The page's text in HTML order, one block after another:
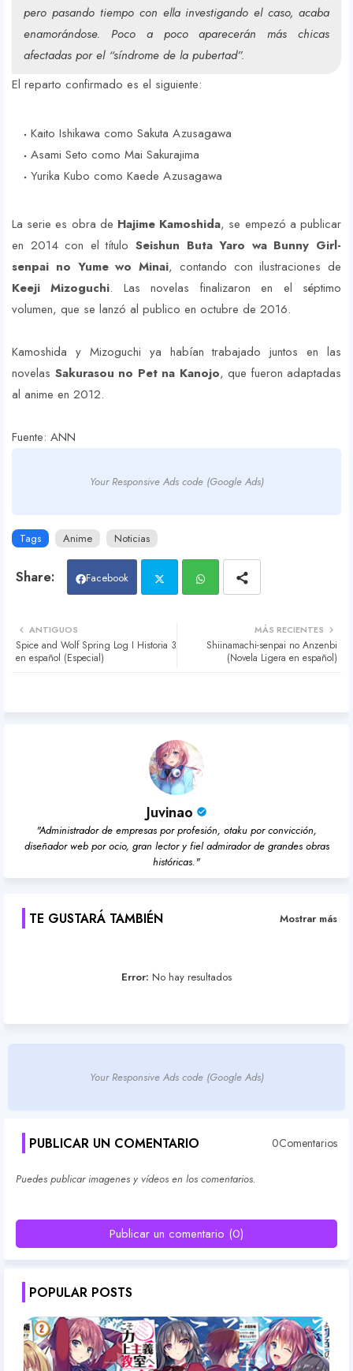
pero pasando tiempo con ella investigando el caso, acaba
enamorándose. Poco a poco aparecerán más chicas
afectadas por el “síndrome de la pubertad”.
El reparto confirmado es el siguiente:
Kaito Ishikawa como Sakuta Azusagawa
Asami Seto como Mai Sakurajima
Yurika Kubo como Kaede Azusagawa
La serie es obra de Hajime Kamoshida, se empezó a publicar
en 2014 con el título Seishun Buta Yaro wa Bunny Girl-
senpai no Yume wo Minai, contando con ilustraciones de
Keeji Mizoguchi. Las novelas finalizaron en el séptimo
volumen, que se lanzó al publico en octubre de 2016.
Kamoshida y Mizoguchi ya habían trabajado juntos en las
novelas Sakurasou no Pet na Kanojo, que fueron adaptadas
al anime en 2012.
Fuente: ANN
Your Responsive Ads code (Google Ads)
Tags Anime Noticias
Facebook
ter atsa
MÁS RECIENTES
Shiinamachi-senpai no Anzenbi
(Novela Ligera en español)
ANTIGUOS
Spice and Wolf Spring Log I Historia 3
en español (Especial)
Juvinao
"Administrador de empresas por profesión, otaku por convicción,
diseñador web por ocio, gran lector y fiel admirador de grandes obras
históricas."
TE GUSTARÁ TAMBIÉN Mostrar más
Error: No hay resultados
Your Responsive Ads code (Google Ads)
PUBLICAR UN COMENTARIO 0Comentarios
Puedes publicar imagenes y vídeos en los comentarios.
Publicar un comentario (0)
POPULAR POSTS